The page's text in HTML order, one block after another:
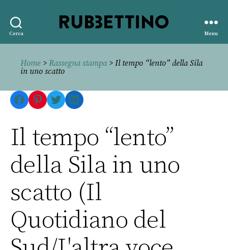
Cerca
editore
Menu
Home > Rassegna stampa> Il tempo “lento” della Sila
in uno scatto
Facebook
Pinterest
TwitterLinkedIn
Il tempo “lento”
della Sila in uno
scatto (Il
Quotidiano del